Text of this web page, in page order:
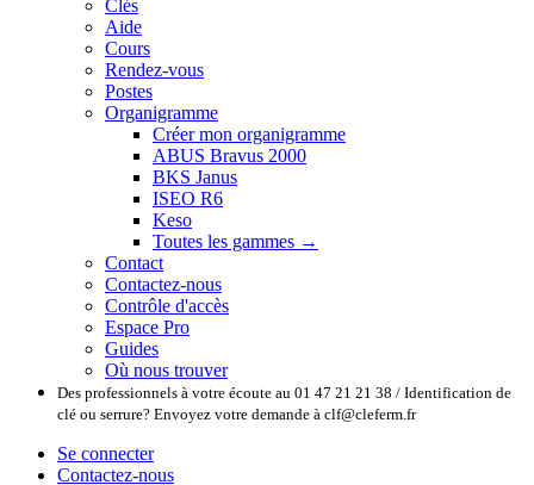
Clés
Aide
Cours
Rendez-vous
Postes
Organigramme
Créer mon organigramme
ABUS Bravus 2000
BKS Janus
ISEO R6
Keso
Toutes les gammes →
Contact
Contactez-nous
Contrôle d'accès
Espace Pro
Guides
Où nous trouver
Des professionnels à votre écoute au 01 47 21 21 38 / Identification de
clé ou serrure? Envoyez votre demande à clf@cleferm.fr
Se connecter
Contactez-nous